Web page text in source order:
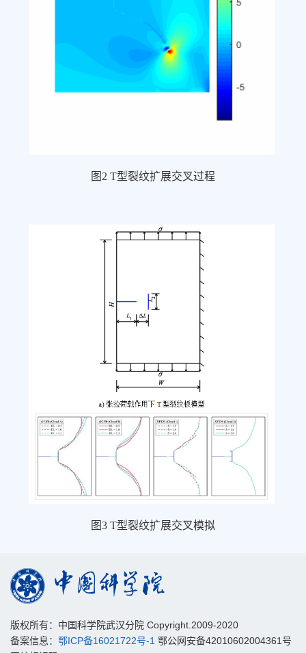
图2 T型裂纹扩展交叉过程
图3 T型裂纹扩展交叉模拟
版权所有：中国科学院武汉分院 Copyright.2009-2020
备案信息： 鄂ICP备16021722号-1 鄂公网安备42010602004361号